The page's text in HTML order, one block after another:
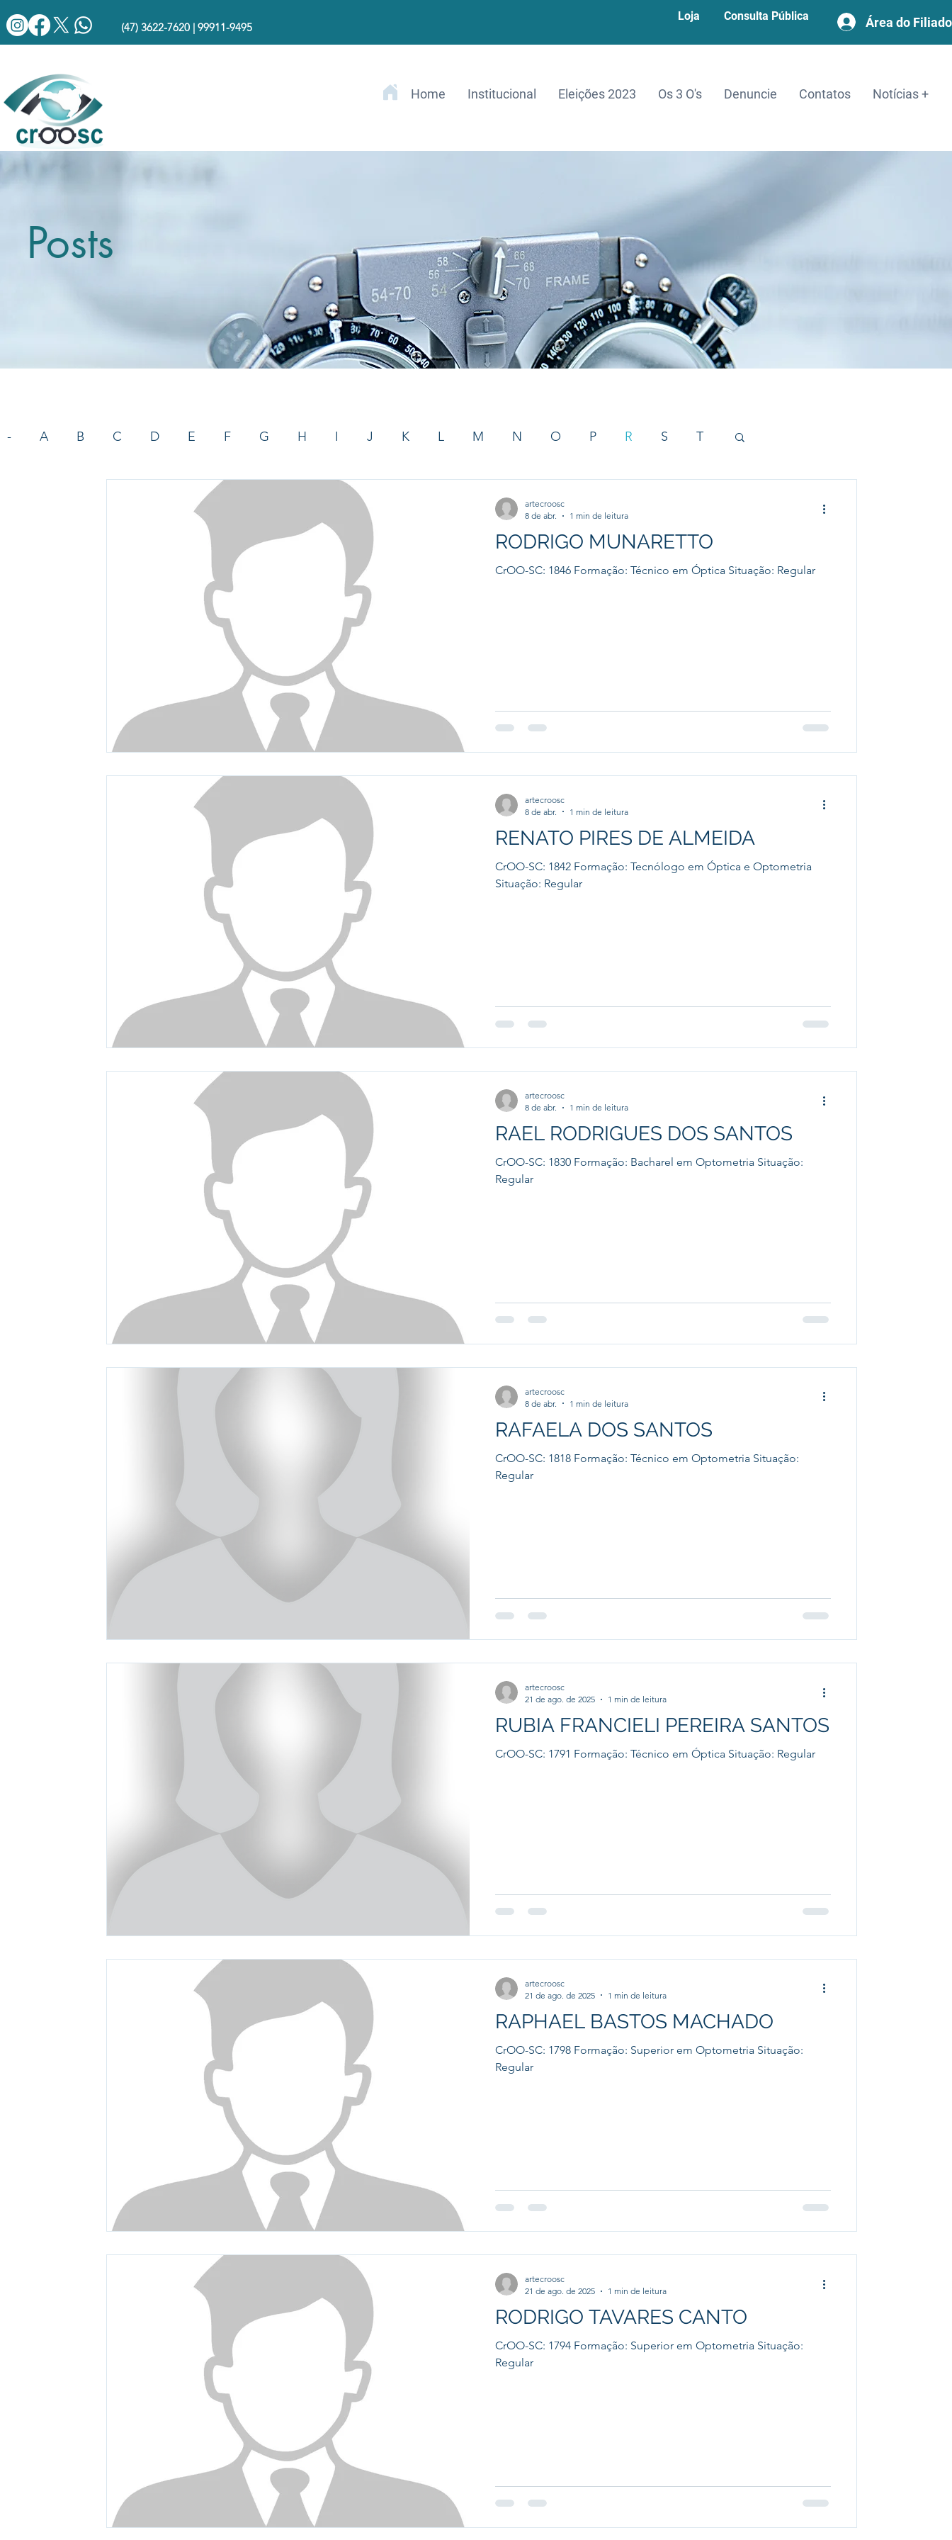
(47) 3622-7620 | 99911-9495
Loja Consulta Pública Área do Filiado
Home Institucional Eleições 2023 Os 3 O's Denuncie Contatos Notícias +
Posts
- A B C D E F G H I J K L M N O P R S T
Eventos
RODRIGO MUNARETTO
CrOO-SC: 1846 Formação: Técnico em Óptica Situação: Regular
artecroosc
8 de abr.
1 min de leitura
RENATO PIRES DE ALMEIDA
CrOO-SC: 1842 Formação: Tecnólogo em Óptica e Optometria
Situação: Regular
artecroosc
8 de abr.
1 min de leitura
RAEL RODRIGUES DOS SANTOS
CrOO-SC: 1830 Formação: Bacharel em Optometria Situação:
Regular
artecroosc
8 de abr.
1 min de leitura
RAFAELA DOS SANTOS
CrOO-SC: 1818 Formação: Técnico em Optometria Situação:
Regular
artecroosc
8 de abr.
1 min de leitura
RUBIA FRANCIELI PEREIRA SANTOS
CrOO-SC: 1791 Formação: Técnico em Óptica Situação: Regular
artecroosc
21 de ago. de 2025
1 min de leitura
RAPHAEL BASTOS MACHADO
CrOO-SC: 1798 Formação: Superior em Optometria Situação:
Regular
artecroosc
21 de ago. de 2025
1 min de leitura
RODRIGO TAVARES CANTO
CrOO-SC: 1794 Formação: Superior em Optometria Situação:
Regular
artecroosc
21 de ago. de 2025
1 min de leitura